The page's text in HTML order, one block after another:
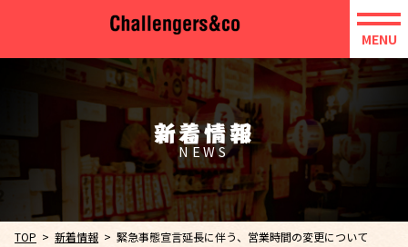
MENU
新着情報
TOP 新着情報 緊急事態宣言延長に伴う、営業時間の変更について